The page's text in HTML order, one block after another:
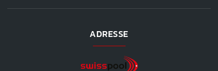
ADRESSE